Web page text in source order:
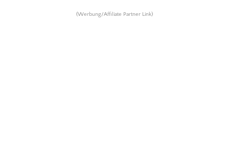
(Werbung/Affiliate Partner Link)